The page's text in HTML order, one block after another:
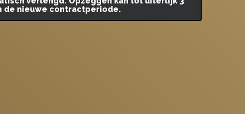
de nieuwe contractperiode.